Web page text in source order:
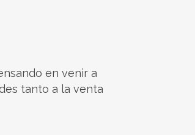
en venir a
tanto a la venta